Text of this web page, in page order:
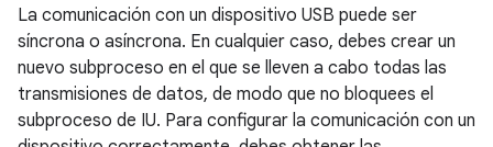
La comunicación con un dispositivo USB puede ser
síncrona o asíncrona. En cualquier caso, debes crear un
nuevo subproceso en el que se lleven a cabo todas las
transmisiones de datos, de modo que no bloquees el
subproceso de IU. Para configurar la comunicación con un